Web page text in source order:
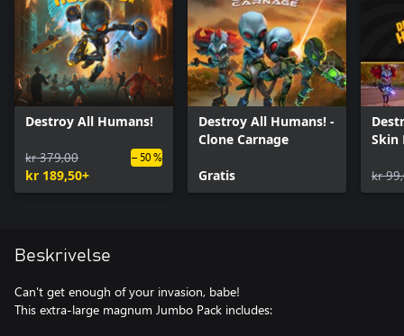
Destroy All Humans!
kr 379,00
kr 189,50+
– 50 %
Destroy All Humans! -
Clone Carnage
Gratis
Skin
kr
Beskrivelse
Can't get enough of your invasion, babe!
This extra-large magnum Jumbo Pack includes: